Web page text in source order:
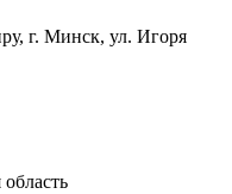
г. Минск, ул. Игоря